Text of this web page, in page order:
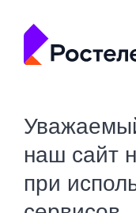
наш сайт
при